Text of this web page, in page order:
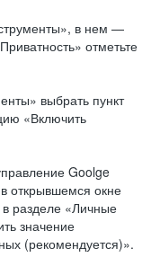
в нем —
отметьте
выбрать пункт
«Включить
Goolge
открывшемся окне
разделе «Личные
значение
(рекомендуется)».